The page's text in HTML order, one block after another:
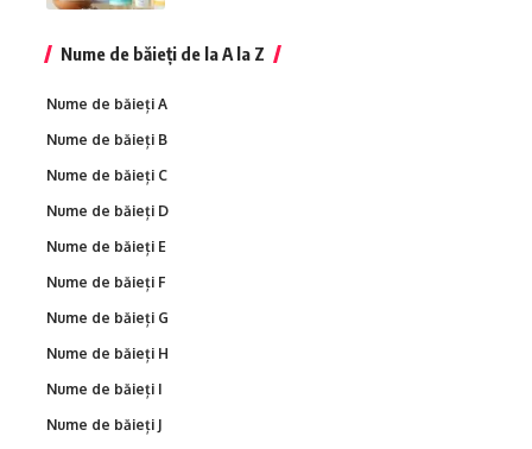
Nume de băieți de la A la Z
Nume de băieți A
Nume de băieți B
Nume de băieți C
Nume de băieți D
Nume de băieți E
Nume de băieți F
Nume de băieți G
Nume de băieți H
Nume de băieți I
Nume de băieți J